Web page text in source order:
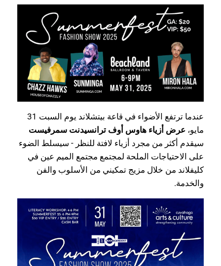
عندما ترتفع الأضواء في قاعة بيتشلاند يوم السبت 31
مايو، عرض أزياء هاوس أوف ترانسيدنت سمرفيست
سيقدم أكثر من مجرد أزياء لافتة للنظر - سيسلط الضوء
على الاحتياجات الملحة لمجتمع مجتمع الميم عين في
كليفلاند من خلال مزيج تمكيني من الأسلوب والفن
والخدمة.